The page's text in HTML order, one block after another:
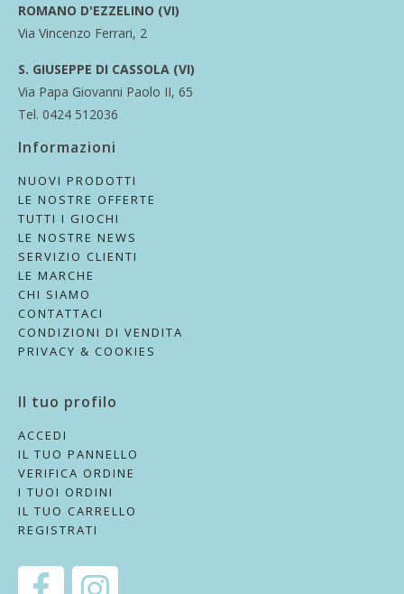
ROMANO D'EZZELINO (VI)
Via Vincenzo Ferrari, 2
S. GIUSEPPE DI CASSOLA (VI)
Via Papa Giovanni Paolo II, 65
Tel. 0424 512036
Informazioni
NUOVI PRODOTTI
LE NOSTRE OFFERTE
TUTTI I GIOCHI
LE NOSTRE NEWS
SERVIZIO CLIENTI
LE MARCHE
CHI SIAMO
CONTATTACI
CONDIZIONI DI VENDITA
PRIVACY & COOKIES
Il tuo profilo
ACCEDI
IL TUO PANNELLO
VERIFICA ORDINE
I TUOI ORDINI
IL TUO CARRELLO
REGISTRATI